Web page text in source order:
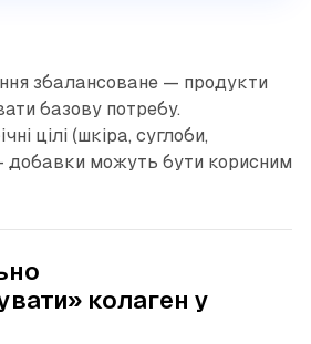
збалансоване — продукти
базову потребу.
цілі (шкіра, суглоби,
добавки можуть бути корисним
колаген у